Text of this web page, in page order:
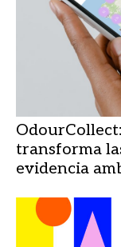
transforma
evidencia